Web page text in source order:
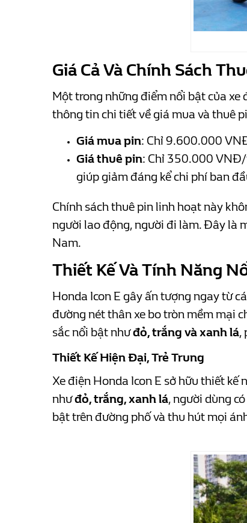
Giá Cả Và Chính Sách
Một trong những điểm nổi bật của xe
thông tin chi tiết về giá mua và thuê
Giá mua pin: Chỉ 9.600.000
Giá thuê pin: Chỉ 350.000
giúp giảm đáng kể chi phí ban
Chính sách thuê pin linh hoạt này
người lao động, người đi làm. Đây là
Nam.
Thiết Kế Và Tính Năng
Honda Icon E gây ấn tượng ngay từ
đường nét thân xe bo tròn mềm mại
sắc nổi bật nhưđỏ, trắng và xanh lá,
Thiết Kế Hiện Đại, Trẻ Trung
Xe điện Honda Icon E sở hữu thiết kế
nhưđỏ, trắng, xanh lá, người dùng
bật trên đường phố và thu hút mọi